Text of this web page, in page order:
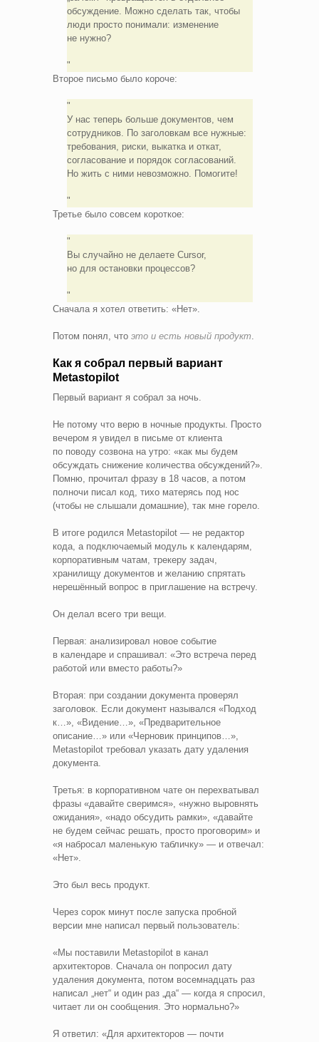
обсуждение. Можно сделать так, чтобы
люди просто понимали: изменение
не нужно?
Второе письмо было короче:
У нас теперь больше документов, чем
сотрудников. По заголовкам все нужные:
требования, риски, выкатка и откат,
согласование и порядок согласований.
Но жить с ними невозможно. Помогите!
Третье было совсем короткое:
Вы случайно не делаете Cursor,
но для остановки процессов?
Сначала я хотел ответить: «Нет».
Потом понял, что это и есть новый продукт.
Как я собрал первый вариант
Metastopilot
Первый вариант я собрал за ночь.
Не потому что верю в ночные продукты. Просто
вечером я увидел в письме от клиента
по поводу созвона на утро: «как мы будем
обсуждать снижение количества обсуждений?».
Помню, прочитал фразу в 18 часов, а потом
полночи писал код, тихо матерясь под нос
(чтобы не слышали домашние), так мне горело.
В итоге родился Metastopilot — не редактор
кода, а подключаемый модуль к календарям,
корпоративным чатам, трекеру задач,
хранилищу документов и желанию спрятать
нерешённый вопрос в приглашение на встречу.
Он делал всего три вещи.
Первая: анализировал новое событие
в календаре и спрашивал: «Это встреча перед
работой или вместо работы?»
Вторая: при создании документа проверял
заголовок. Если документ назывался «Подход
к…», «Видение…», «Предварительное
описание…» или «Черновик принципов…»,
Metastopilot требовал указать дату удаления
документа.
Третья: в корпоративном чате он перехватывал
фразы «давайте сверимся», «нужно выровнять
ожидания», «надо обсудить рамки», «давайте
не будем сейчас решать, просто проговорим» и
«я набросал маленькую табличку» — и отвечал:
«Нет».
Это был весь продукт.
Через сорок минут после запуска пробной
версии мне написал первый пользователь:
«Мы поставили Metastopilot в канал
архитекторов. Сначала он попросил дату
удаления документа, потом восемнадцать раз
написал „нет“ и один раз „да“ — когда я спросил,
читает ли он сообщения. Это нормально?»
Я ответил: «Для архитекторов — почти